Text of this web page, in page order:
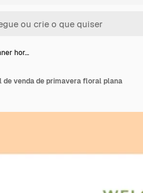
hor…
de venda de primavera floral plana